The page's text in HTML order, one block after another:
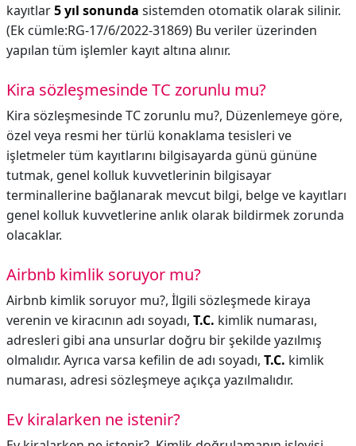
kayıtlar5 yıl sonunda sistemden otomatik olarak silinir.
(Ek cümle:RG-17/6/2022-31869) Bu veriler üzerinden
yapılan tüm işlemler kayıt altına alınır.
Kira sözleşmesinde TC zorunlu mu?
Kira sözleşmesinde TC zorunlu mu?, Düzenlemeye göre,
özel veya resmi her türlü konaklama tesisleri ve
işletmeler tüm kayıtlarını bilgisayarda günü gününe
tutmak, genel kolluk kuvvetlerinin bilgisayar
terminallerine bağlanarak mevcut bilgi, belge ve kayıtları
genel kolluk kuvvetlerine anlık olarak bildirmek zorunda
olacaklar.
Airbnb kimlik soruyor mu?
Airbnb kimlik soruyor mu?, İlgili sözleşmede kiraya
verenin ve kiracının adı soyadı, T.C. kimlik numarası,
adresleri gibi ana unsurlar doğru bir şekilde yazılmış
olmalıdır. Ayrıca varsa kefilin de adı soyadı, T.C. kimlik
numarası, adresi sözleşmeye açıkça yazılmalıdır.
Ev kiralarken ne istenir?